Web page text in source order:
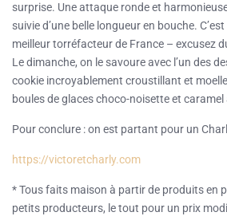
surprise. Une attaque ronde et
suivie d’une belle longueur en bouche.
meilleur torréfacteur de France – excusez
Le dimanche, on le savoure avec l’un des
cookie incroyablement croustillant et
boules de glaces choco-noisette et
Pour conclure : on est partant pour un
https://victoretcharly.com
* Tous faits maison à partir de produits en
petits producteurs, le tout pour un prix